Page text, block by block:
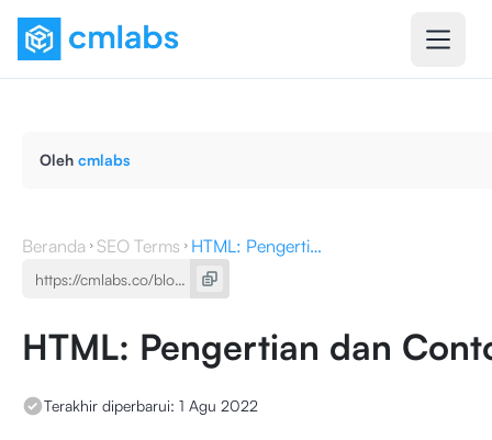
Oleh cmlabs
Beranda SEO Terms HTML: Pengertian dan Contohnya
HTML: Pengertian dan
Terakhir diperbarui: 1 Agu 2022